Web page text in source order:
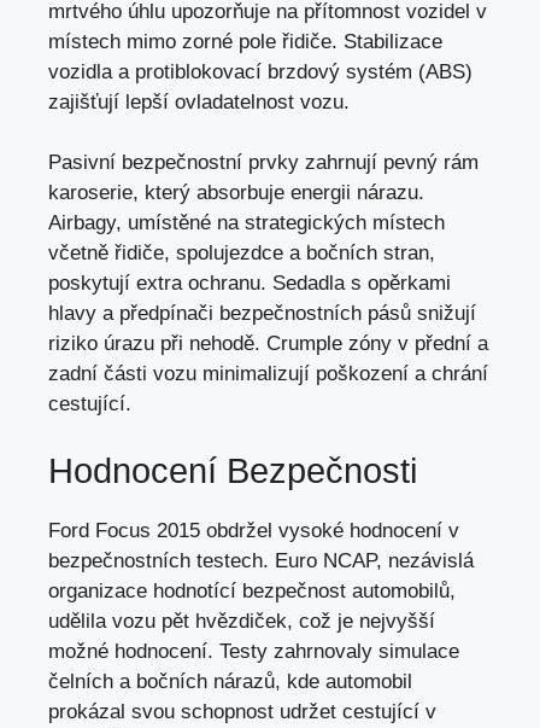
mrtvého úhlu upozorňuje na přítomnost vozidel v
místech mimo zorné pole řidiče. Stabilizace
vozidla a protiblokovací brzdový systém (ABS)
zajišťují lepší ovladatelnost vozu.
Pasivní bezpečnostní prvky zahrnují pevný rám
karoserie, který absorbuje energii nárazu.
Airbagy, umístěné na strategických místech
včetně řidiče, spolujezdce a bočních stran,
poskytují extra ochranu. Sedadla s opěrkami
hlavy a předpínači bezpečnostních pásů snižují
riziko úrazu při nehodě. Crumple zóny v přední a
zadní části vozu minimalizují poškození a chrání
cestující.
Hodnocení Bezpečnosti
Ford Focus 2015 obdržel vysoké hodnocení v
bezpečnostních testech. Euro NCAP, nezávislá
organizace hodnotící bezpečnost automobilů,
udělila vozu pět hvězdiček, což je nejvyšší
možné hodnocení. Testy zahrnovaly simulace
čelních a bočních nárazů, kde automobil
prokázal svou schopnost udržet cestující v